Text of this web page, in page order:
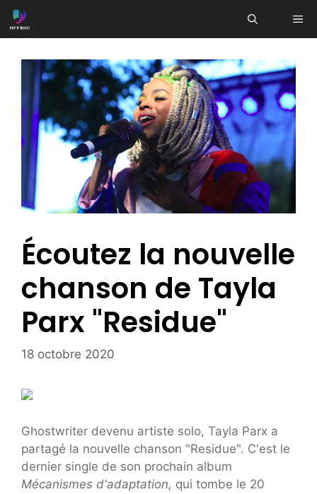
Aller
au
Écoutez la nouvelle
chanson de Tayla
Parx "Residue"
18 octobre 2020
Ghostwriter devenu artiste solo, Tayla Parx a
partagé la nouvelle chanson "Residue". C'est le
dernier single de son prochain album
Mécanismes d'adaptation, qui tombe le 20